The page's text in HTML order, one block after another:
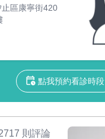
止區康寧街420
點我預約看診時段
則評論